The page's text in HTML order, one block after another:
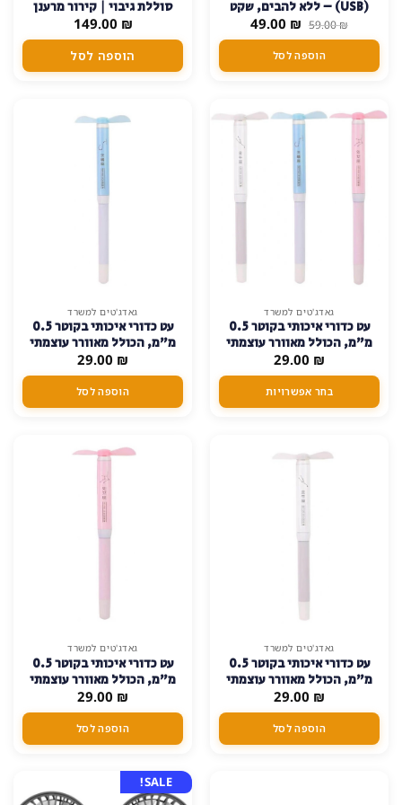
(USB) – ללא להבים, שקט
וקל – כחול
59.00₪ המחיר
המקורי
היה:
59.00 ₪.
49.00 ₪ המחיר
הנוכחי
49.00 ₪. הוספה לסל
סוללת גיבוי | קירור מרענן
וטעינה תוך כדי תנועה
149.00 ₪
הוספה לסל
גאדג'טים למשרד
עט כדורי איכותי בקוטר 0.5
מ"מ, הכולל מאוורר עוצמתי
מובנה
29.00 ₪
בחר אפשרויות
זה
יש
ניתן
האפשרויות
גאדג'טים למשרד
עט כדורי איכותי בקוטר 0.5
מ"מ, הכולל מאוורר עוצמתי
מובנה – תכלת
29.00 ₪
הוספה לסל
גאדג'טים למשרד
עט כדורי איכותי בקוטר 0.5
מ"מ, הכולל מאוורר עוצמתי
מובנה – לבן
29.00 ₪
הוספה לסל
גאדג'טים למשרד
עט כדורי איכותי בקוטר 0.5
מ"מ, הכולל מאוורר עוצמתי
מובנה – ורוד
29.00 ₪
הוספה לסל
SALE!